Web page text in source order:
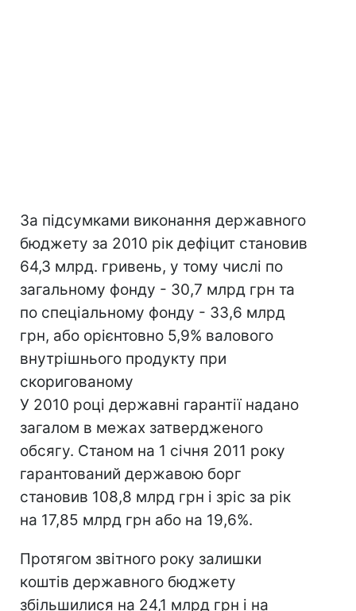
За підсумками виконання державного
бюджету за 2010 рік дефіцит становив
64,3 млрд. гривень, у тому числі по
загальному фонду - 30,7 млрд грн та
по спеціальному фонду - 33,6 млрд
грн, або орієнтовно 5,9% валового
внутрішнього продукту при
скоригованому
У 2010 році державні гарантії надано
загалом в межах затвердженого
обсягу. Станом на 1 січня 2011 року
гарантований державою борг
становив 108,8 млрд грн і зріс за рік
на 17,85 млрд грн або на 19,6%.
Протягом звітного року залишки
коштів державного бюджету
збільшилися на 24,1 млрд грн і на